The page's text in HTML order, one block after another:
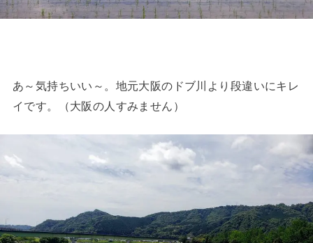
あ～気持ちいい～。地元大阪のドブ川より段違いにキレ
イです。（大阪の人すみません）